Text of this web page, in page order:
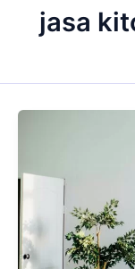
jasa